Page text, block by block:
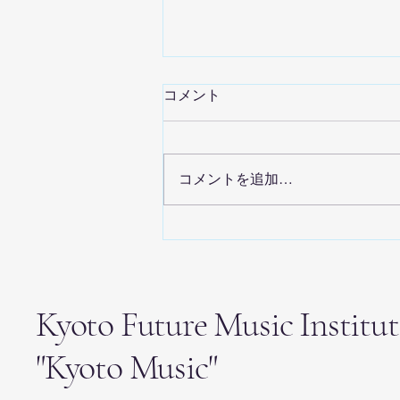
コメント
コメントを追加…
Kyoto Future Music
"Kyoto Music"